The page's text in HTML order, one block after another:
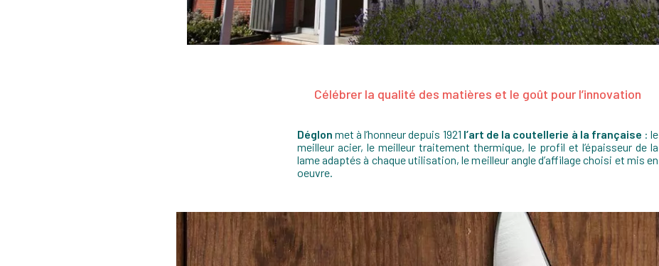
Célébrer la qualité des matières et le goût pour l’innovation
Déglon met à l’honneur depuis 1921 l’art de la coutellerie à la française : le
meilleur acier, le meilleur traitement thermique, le profil et l’épaisseur de la
lame adaptés à chaque utilisation, le meilleur angle d’affilage choisi et mis en
oeuvre.